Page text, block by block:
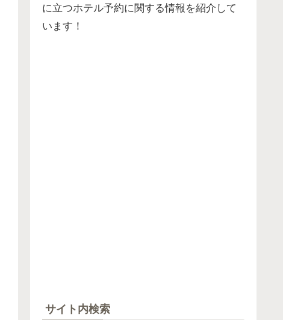
に立つホテル予約に関する情報を紹介して
います！
サイト内検索